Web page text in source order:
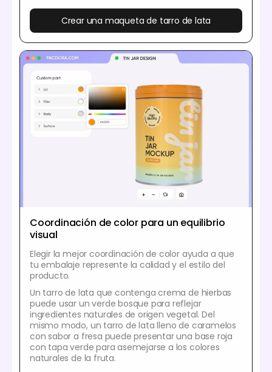
Crear una maqueta de tarro de lata
Coordinación de color para un equilibrio
visual
Elegir la mejor coordinación de color ayuda a que
tu embalaje represente la calidad y el estilo del
producto.
Un tarro de lata que contenga crema de hierbas
puede usar un verde bosque para reflejar
ingredientes naturales de origen vegetal. Del
mismo modo, un tarro de lata lleno de caramelos
con sabor a fresa puede presentar una base roja
con tapa verde para asemejarse a los colores
naturales de la fruta.